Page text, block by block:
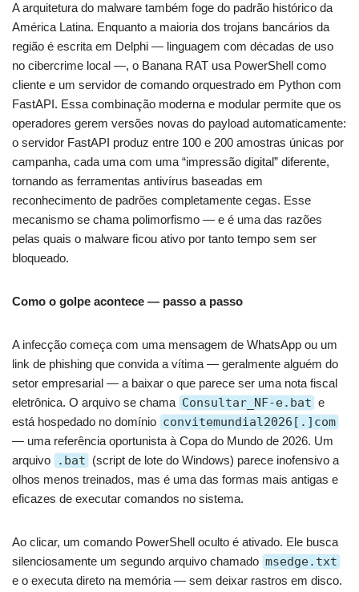
A arquitetura do malware também foge do padrão histórico da
América Latina. Enquanto a maioria dos trojans bancários da
região é escrita em Delphi — linguagem com décadas de uso
no cibercrime local —, o Banana RAT usa PowerShell como
cliente e um servidor de comando orquestrado em Python com
FastAPI. Essa combinação moderna e modular permite que os
operadores gerem versões novas do payload automaticamente:
o servidor FastAPI produz entre 100 e 200 amostras únicas por
campanha, cada uma com uma “impressão digital” diferente,
tornando as ferramentas antivírus baseadas em
reconhecimento de padrões completamente cegas. Esse
mecanismo se chama polimorfismo — e é uma das razões
pelas quais o malware ficou ativo por tanto tempo sem ser
bloqueado.
Como o golpe acontece — passo a passo
A infecção começa com uma mensagem de WhatsApp ou um
link de phishing que convida a vítima — geralmente alguém do
setor empresarial — a baixar o que parece ser uma nota fiscal
eletrônica. O arquivo se chama Consultar_NF-e.bat e
está hospedado no domínio convitemundial2026[.]com
— uma referência oportunista à Copa do Mundo de 2026. Um
arquivo
.bat (script de lote do Windows) parece inofensivo a
olhos menos treinados, mas é uma das formas mais antigas e
eficazes de executar comandos no sistema.
Ao clicar, um comando PowerShell oculto é ativado. Ele busca
silenciosamente um segundo arquivo chamado msedge.txt
e o executa direto na memória — sem deixar rastros em disco.